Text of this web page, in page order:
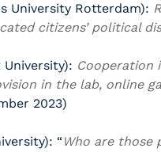
University Rotterdam):
citizens’ political
: Cooperation
in the lab, online
2023)
: “ Who are those